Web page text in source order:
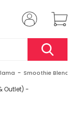
Smoothie